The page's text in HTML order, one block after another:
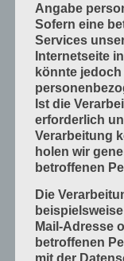
Angabe
Sofern eine
Services
Internetseite
könnte jedoch
Ist die
erforderlich
Verarbeitung
holen wir
betroffenen
Die
Mail-Adresse
betroffenen
mit der